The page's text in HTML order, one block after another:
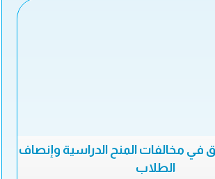
في مخالفات المنح الدراسية وإنصاف
الطلاب